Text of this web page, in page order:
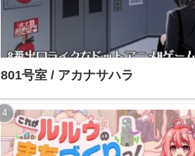
801号室 / アカナサハラ